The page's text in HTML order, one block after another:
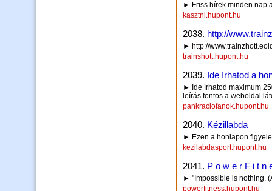
► Friss hírek minden nap
kasztni.hupont.hu
2038. http://
► http://
trainshott.hupont.hu
2039. Ide írhatod a
► Ide írhatod maximum
leírás fontos a weboldal
pankraciofanok.hupont.hu
2040. Kézillabda
► Ezen a honlapon
kezilabdasport.hupont.hu
2041. P o w e r F i t n
► "Impossible is nothing.
powerfitness.hupont.hu